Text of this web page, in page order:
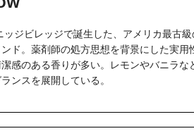
ジビレッジで誕生した、アメリカ最古
ド。薬剤師の処方思想を背景にした実
感のある香りが多い。レモンやバニラ
ンスを展開している。